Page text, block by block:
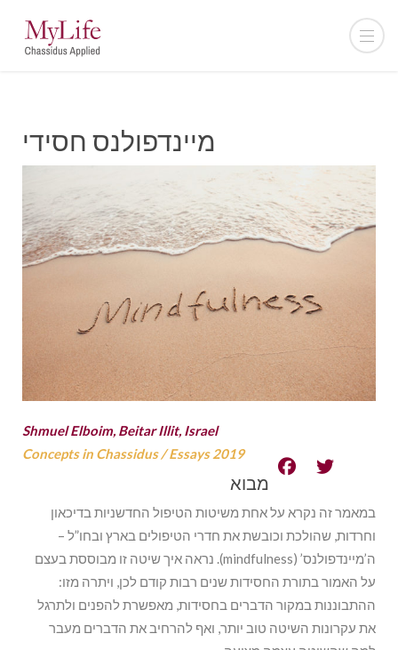
מיינדפולנס חסידי
Shmuel Elboim, Beitar Illit, Israel
Concepts in Chassidus/Essays 2019
מבוא
במאמר זה נקרא על אחת משיטות הטיפול החדשניות בדיכאון
וחרדות, שהולכת וכובשת את חדרי הטיפולים בארץ ובחו”ל –
ה’מיינדפולנס’ (mindfulness). נראה איך שיטה זו מבוססת בעצם
על האמור בתורת החסידות שנים רבות קודם לכן, ויתרה מזו:
ההתבוננות במקור הדברים בחסידות, מאפשרת להפנים ולתרגל
את עקרונות השיטה טוב יותר, ואף להרחיב את הדברים מעבר